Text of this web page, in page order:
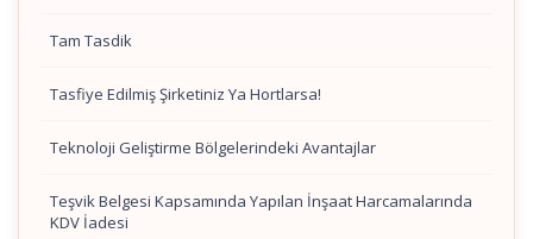
Tam Tasdik
Tasfiye Edilmiş Şirketiniz Ya Hortlarsa!
Teknoloji Geliştirme Bölgelerindeki Avantajlar
Teşvik Belgesi Kapsamında Yapılan İnşaat Harcamalarında
KDV İadesi